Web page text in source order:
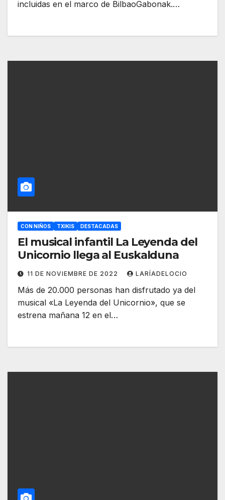
incluidas en el marco de BilbaoGabonak.…
CON NIÑOS TXIKIS DESTACADAS
El musical infantil La Leyenda del
Unicornio llega al Euskalduna
11 DE NOVIEMBRE DE 2022 LARÍADELOCIO
Más de 20.000 personas han disfrutado ya del
musical «La Leyenda del Unicornio», que se
estrena mañana 12 en el…